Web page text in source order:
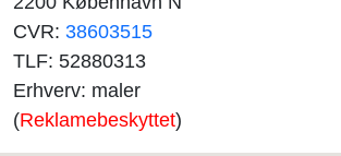
CVR: 38603515
TLF: 52880313
Erhverv: maler
(Reklamebeskyttet)